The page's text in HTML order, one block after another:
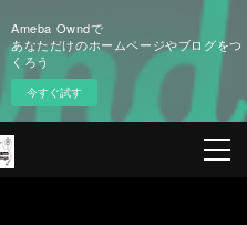
Ameba Owndで
あなただけのホームページやブログをつ
くろう
今すぐ試す